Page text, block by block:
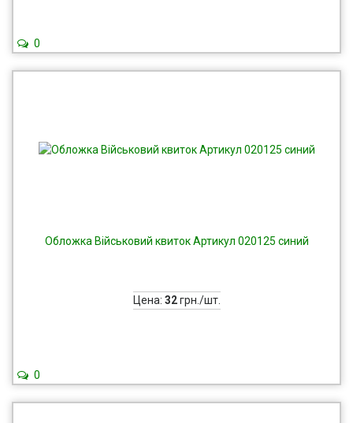
0
Обложка Військовий квиток Артикул 020125 синий
Цена: 32грн./шт.
0